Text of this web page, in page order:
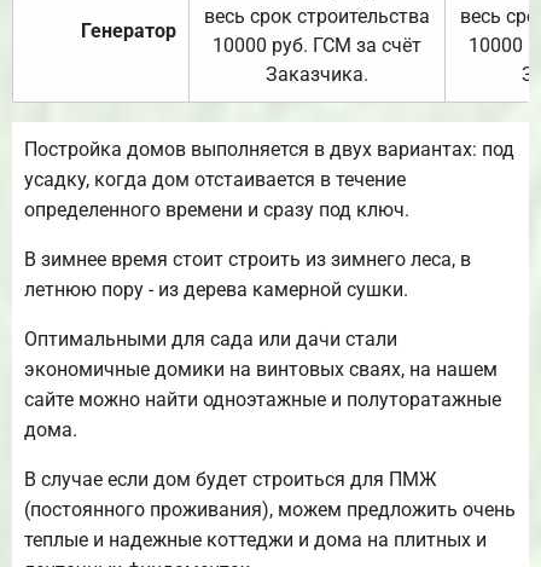
Генератор
весь срок строительства
10000 руб. ГСМ за счёт
Заказчика.
весь
10000
Постройка домов выполняется в двух вариантах: под
усадку, когда дом отстаивается в течение
определенного времени и сразу под ключ.
В зимнее время стоит строить из зимнего леса, в
летнюю пору - из дерева камерной сушки.
Оптимальными для сада или дачи стали
экономичные домики на винтовых сваях, на нашем
сайте можно найти одноэтажные и полуторатажные
дома.
В случае если дом будет строиться для ПМЖ
(постоянного проживания), можем предложить очень
теплые и надежные коттеджи и дома на плитных и